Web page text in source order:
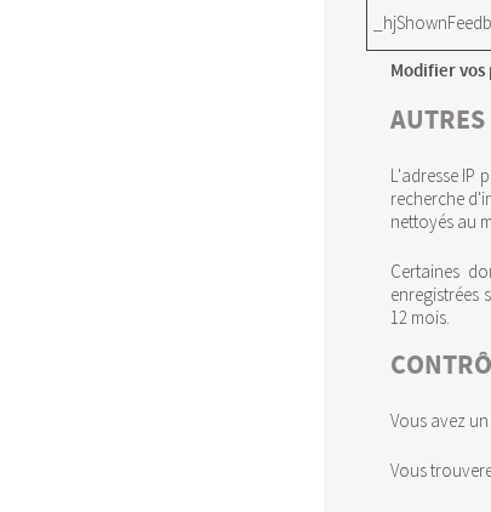
Modifier
L'adresse IP
recherche
nettoyés au
Certaines
enregistrées
12 mois.
Vous avez
Vous